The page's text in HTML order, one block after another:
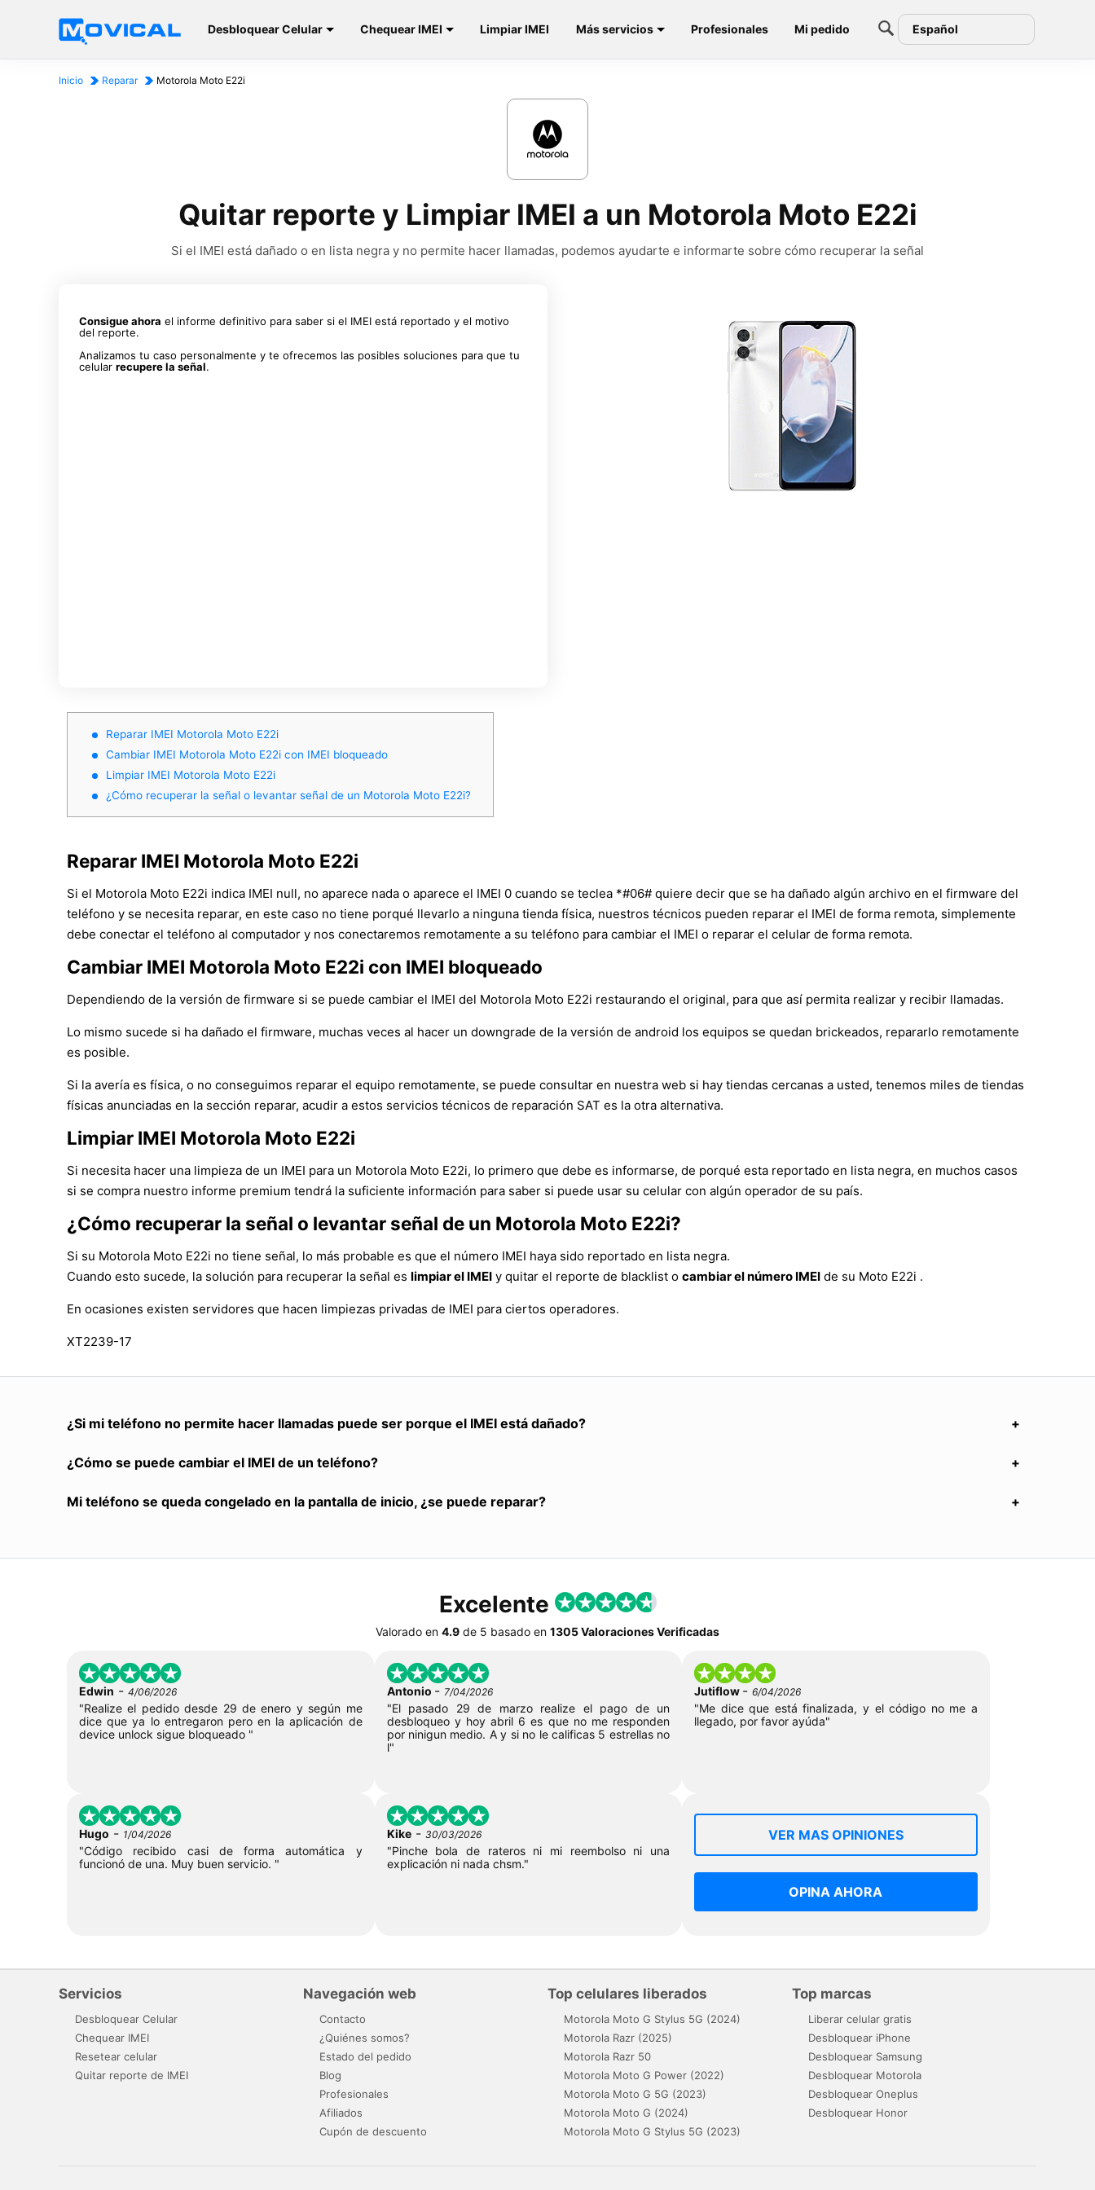
Desbloquear Celular Chequear IMEI Limpiar IMEI Más servicios Profesionales Mi pedido Español
Inicio Reparar Motorola Moto E22i
Quitar reporte y Limpiar IMEI a un Motorola Moto E22i
Si el IMEI está dañado o en lista negra y no permite hacer llamadas, podemos ayudarte e informarte sobre cómo recuperar la señal
Consigue ahora el informe definitivo para saber si el IMEI está reportado y el motivo
del reporte.
Analizamos tu caso personalmente y te ofrecemos las posibles soluciones para que tu
celular recupere la señal.
Reparar IMEI Motorola Moto E22i
Cambiar IMEI Motorola Moto E22i con IMEI bloqueado
Limpiar IMEI Motorola Moto E22i
¿Cómo recuperar la señal o levantar señal de un Motorola Moto E22i?
Reparar IMEI Motorola Moto E22i
Si el Motorola Moto E22i indica IMEI null, no aparece nada o aparece el IMEI 0 cuando se teclea *#06# quiere decir que se ha dañado algún archivo en el firmware del
teléfono y se necesita reparar, en este caso no tiene porqué llevarlo a ninguna tienda física, nuestros técnicos pueden reparar el IMEI de forma remota, simplemente
debe conectar el teléfono al computador y nos conectaremos remotamente a su teléfono para cambiar el IMEI o reparar el celular de forma remota.
Cambiar IMEI Motorola Moto E22i con IMEI bloqueado
Dependiendo de la versión de firmware si se puede cambiar el IMEI del Motorola Moto E22i restaurando el original, para que así permita realizar y recibir llamadas.
Lo mismo sucede si ha dañado el firmware, muchas veces al hacer un downgrade de la versión de android los equipos se quedan brickeados, repararlo remotamente
es posible.
Si la avería es física, o no conseguimos reparar el equipo remotamente, se puede consultar en nuestra web si hay tiendas cercanas a usted, tenemos miles de tiendas
físicas anunciadas en la sección reparar, acudir a estos servicios técnicos de reparación SAT es la otra alternativa.
Limpiar IMEI Motorola Moto E22i
Si necesita hacer una limpieza de un IMEI para un Motorola Moto E22i, lo primero que debe es informarse, de porqué esta reportado en lista negra, en muchos casos
si se compra nuestro informe premium tendrá la suficiente información para saber si puede usar su celular con algún operador de su país.
¿Cómo recuperar la señal o levantar señal de un Motorola Moto E22i?
Si su Motorola Moto E22i no tiene señal, lo más probable es que el número IMEI haya sido reportado en lista negra.
Cuando esto sucede, la solución para recuperar la señal es limpiar el IMEI y quitar el reporte de blacklist o cambiar el número IMEI de su Moto E22i .
En ocasiones existen servidores que hacen limpiezas privadas de IMEI para ciertos operadores.
XT2239-17
¿Si mi teléfono no permite hacer llamadas puede ser porque el IMEI está dañado?
¿Cómo se puede cambiar el IMEI de un teléfono?
Mi teléfono se queda congelado en la pantalla de inicio, ¿se puede reparar?
Excelente
Valorado en 4.9 de 5 basado en 1305 Valoraciones Verificadas
Edwin - 4/06/2026
"Realize el pedido desde 29 de enero y según me
dice que ya lo entregaron pero en la aplicación de
device unlock sigue bloqueado "
Antonio - 7/04/2026
"El pasado 29 de marzo realize el pago de un
desbloqueo y hoy abril 6 es que no me responden
por ninigun medio. A y si no le calificas 5 estrellas no
l"
Jutiflow -6/04/2026
"Me dice que está finalizada, y el código no me a
llegado, por favor ayúda"
Hugo - 1/04/2026
"Código recibido casi de forma automática y
funcionó de una. Muy buen servicio. "
Kike- 30/03/2026
"Pinche bola de rateros ni mi reembolso ni una
explicación ni nada chsm."
VER MAS OPINIONES
OPINA AHORA
Servicios
Desbloquear Celular
Chequear IMEI
Resetear celular
Quitar reporte de IMEI
Navegación web
Contacto
¿Quiénes somos?
Estado del pedido
Blog
Profesionales
Afiliados
Cupón de descuento
Top celulares liberados
Motorola Moto G Stylus 5G (2024)
Motorola Razr (2025)
Motorola Razr 50
Motorola Moto G Power (2022)
Motorola Moto G 5G (2023)
Motorola Moto G (2024)
Motorola Moto G Stylus 5G (2023)
Top marcas
Liberar celular gratis
Desbloquear iPhone
Desbloquear Samsung
Desbloquear Motorola
Desbloquear Oneplus
Desbloquear Honor